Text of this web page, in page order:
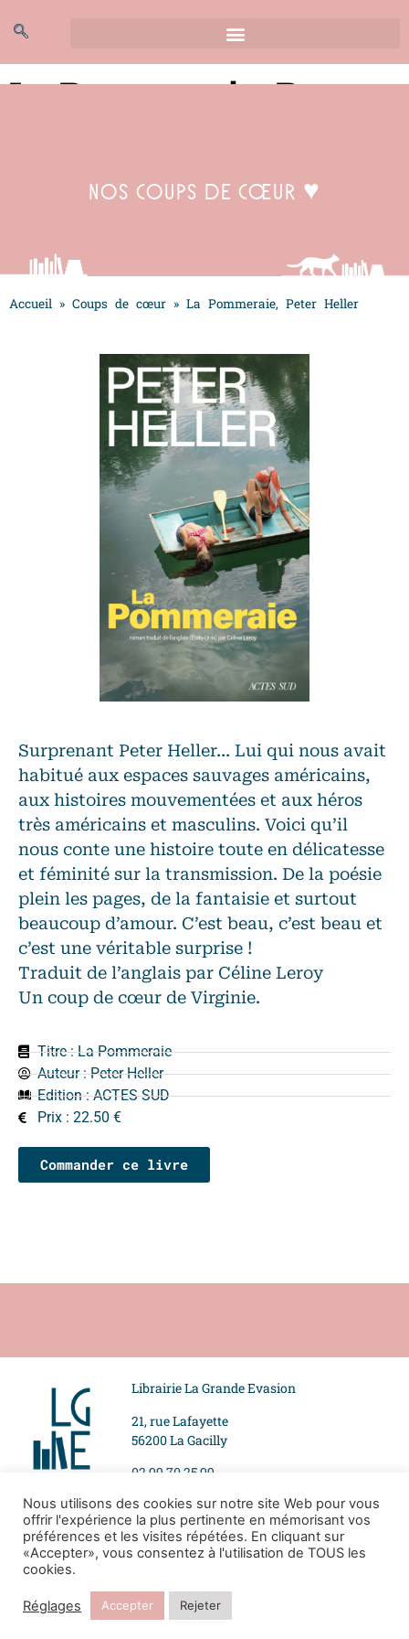
La Pommeraie, Peter
Nos coups de cœur ♥
Accueil » Coups de cœur » La Pommeraie, Peter Heller
Surprenant Peter Heller… Lui qui nous avait
habitué aux espaces sauvages américains,
aux histoires mouvementées et aux héros
très américains et masculins. Voici qu’il
nous conte une histoire toute en délicatesse
et féminité sur la transmission. De la poésie
plein les pages, de la fantaisie et surtout
beaucoup d’amour. C’est beau, c’est beau et
c’est une véritable surprise !
Traduit de l’anglais par Céline Leroy
Un coup de cœur de Virginie.
Titre : La Pommeraie
Auteur :Peter Heller
Edition :ACTES SUD
Prix : 22.50 €
Commander ce livre
Librairie La Grande Evasion
21, rue Lafayette
56200 La Gacilly
02 99 70 25 99
Mentions légales
Politique de
confidentialité
Suivez-nous
Tous droits réservés
Nous utilisons des cookies sur notre site Web pour vous
offrir l'expérience la plus pertinente en mémorisant vos
préférences et les visites répétées. En cliquant sur
«Accepter», vous consentez à l'utilisation de TOUS les
cookies.
Réglages Accepter Rejeter